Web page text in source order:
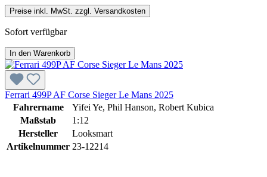
Preise inkl. MwSt. zzgl. Versandkosten
Sofort verfügbar
In den Warenkorb
Ferrari 499P AF Corse Sieger Le Mans 2025
Fahrername
Yifei Ye, Phil Hanson, Robert Kubica
Maßstab
1:12
Hersteller
Looksmart
Artikelnummer 23-12214